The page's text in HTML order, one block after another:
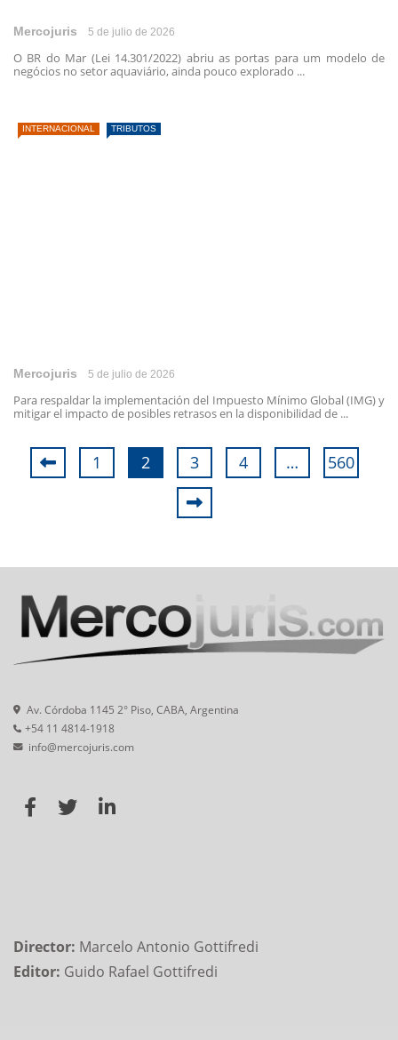
Mercojuris 5 de julio de 2026
O BR do Mar (Lei 14.301/2022) abriu as portas para um modelo de
negócios no setor aquaviário, ainda pouco explorado ...
INTERNACIONAL TRIBUTOS
Mercojuris 5 de julio de 2026
Para respaldar la implementación del Impuesto Mínimo Global (IMG) y
mitigar el impacto de posibles retrasos en la disponibilidad de ...
1 2 3 4 … 560
Av. Córdoba 1145 2° Piso, CABA, Argentina
+54 11 4814-1918
info@mercojuris.com
Director: Marcelo Antonio Gottifredi
Editor: Guido Rafael Gottifredi